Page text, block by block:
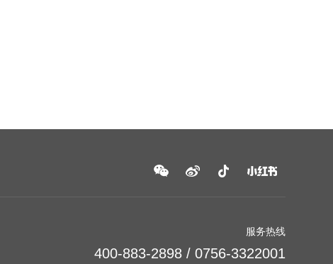
服务热线
400-883-2898 / 0756-3322001